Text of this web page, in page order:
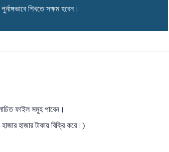
শিখতে সক্ষম হবেন।
ফাইল সমুহ পাবেন।
হাজার টাকায় বিক্রি করে।)